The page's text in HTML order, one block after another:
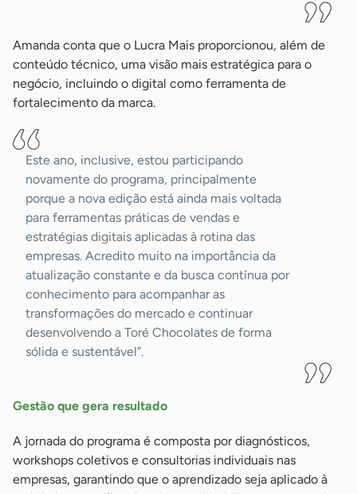
Amanda conta que o Lucra Mais proporcionou, além de
conteúdo técnico, uma visão mais estratégica para o
negócio, incluindo o digital como ferramenta de
fortalecimento da marca.
Este ano, inclusive, estou participando
novamente do programa, principalmente
porque a nova edição está ainda mais voltada
para ferramentas práticas de vendas e
estratégias digitais aplicadas à rotina das
empresas. Acredito muito na importância da
atualização constante e da busca contínua por
conhecimento para acompanhar as
transformações do mercado e continuar
desenvolvendo a Toré Chocolates de forma
sólida e sustentável”.
Gestão que gera resultado
A jornada do programa é composta por diagnósticos,
workshops coletivos e consultorias individuais nas
empresas, garantindo que o aprendizado seja aplicado à